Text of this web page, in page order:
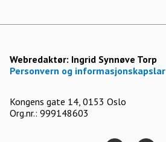
Webredaktør: Ingrid Synnøve Torp
Personvern og informasjonskapslar
Kongens gate 14, 0153 Oslo
Org.nr.: 999148603